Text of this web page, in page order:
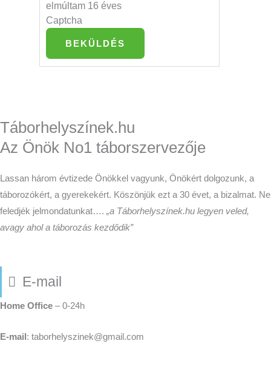
elmúltam 16 éves
Captcha
BEKÜLDÉS
Táborhelyszínek.hu
Az Önök No1 táborszervezője
Lassan három évtizede Önökkel vagyunk, Önökért dolgozunk, a
táborozókért, a gyerekekért. Köszönjük ezt a 30 évet, a bizalmat. Ne
feledjék jelmondatunkat…. „a Táborhelyszínek.hu legyen veled,
avagy ahol a táborozás kezdődik”
E-mail
Home Office – 0-24h
E-mail: taborhelyszinek@gmail.com